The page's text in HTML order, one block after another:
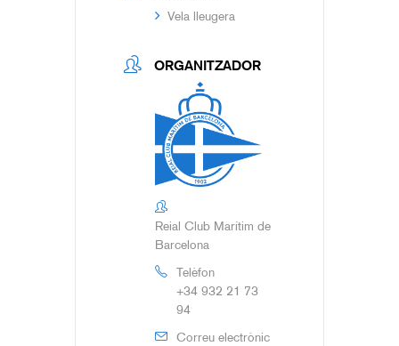
Vela lleugera
ORGANITZADOR
Reial Club Marítim de
Barcelona
Telèfon
+34 932 21 73
94
Correu electrònic